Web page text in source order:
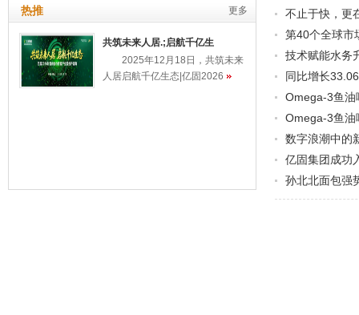
热推 更多
共筑未来人居.;启航千亿生
2025年12月18日，共筑未来
人居启航千亿生态|亿固2026
不止于快，更
第40个全球市
技术赋能水务
同比增长
Omega-3鱼油
Omega-3鱼油
数字浪潮中的
亿固集团成功
孙北北面包强